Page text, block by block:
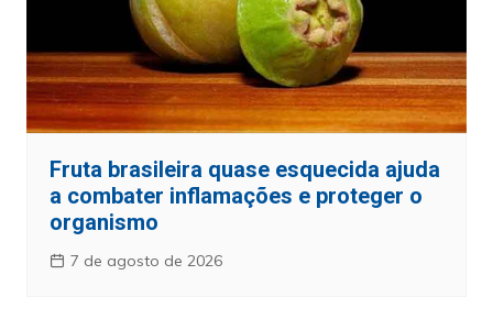
Fruta brasileira quase esquecida ajuda
a combater inflamações e proteger o
organismo
7 de agosto de 2026